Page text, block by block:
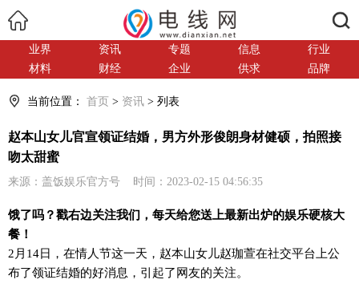
业界 资讯 专题 信息
行业
材料
财经 企业 供求 品牌
当前位置： 首页 > 资讯 > 列表
赵本山女儿官宣领证结婚，男方外形俊朗身材健硕，拍照接
吻太甜蜜
来源：盖饭娱乐官方号 时间：2023-02-15 04:56:35
饿了吗？戳右边关注我们，每天给您送上最新出炉的娱乐硬核大
餐！
2月14日，在情人节这一天，赵本山女儿赵珈萱在社交平台上公
布了领证结婚的好消息，引起了网友的关注。